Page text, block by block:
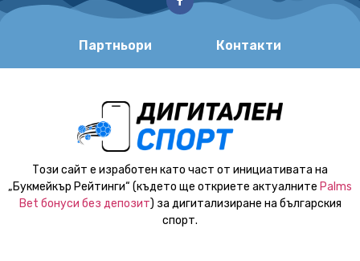
Партньори Контакти
Този сайт е изработен като част от инициативата на
„Букмейкър Рейтинги“ (където ще откриете актуалните Palms
Bet бонуси без депозит) за дигитализиране на българския
спорт.